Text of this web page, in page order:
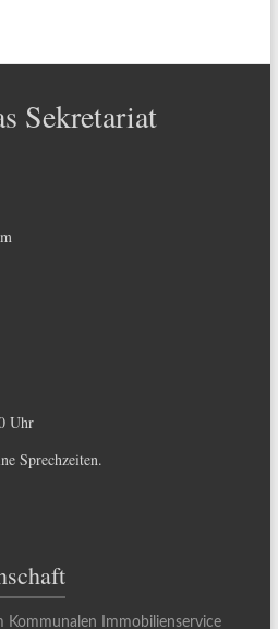
Sekretariat
Uhr
Sprechzeiten.
Kommunalen Immobilienservice